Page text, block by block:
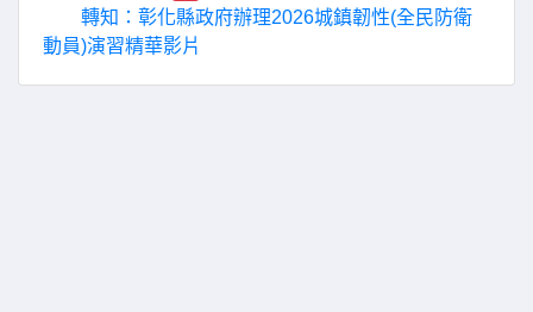
轉知：彰化縣政府辦理2026城鎮韌性(全民防衛
動員)演習精華影片